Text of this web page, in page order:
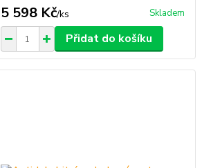
5 598 Kč/ks Skladem
Přidat do košíku